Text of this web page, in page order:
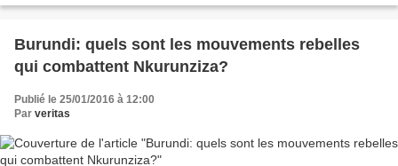
Burundi: quels sont les mouvements rebelles
qui combattent Nkurunziza?
Publié le 25/01/2016 à 12:00
Par veritas